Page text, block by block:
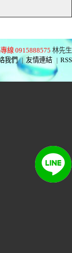
線 0915888575 林先生
我們 | 友情連結 | RSS